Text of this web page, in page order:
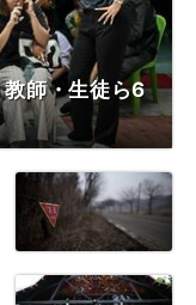
師・生徒ら6